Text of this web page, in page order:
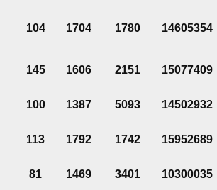
104 1704 1780 14605354
145 1606 2151 15077409
100 1387 5093 14502932
113 1792 1742 15952689
81 1469 3401 10300035